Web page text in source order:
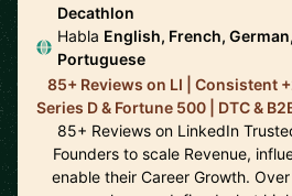
Decathlon
Habla English, French,
Portuguese
85+ Reviews on LI | Consistent
Series D & Fortune 500 | DTC &
85+ Reviews on LinkedIn
Founders to scale Revenue,
enable their Career Growth.